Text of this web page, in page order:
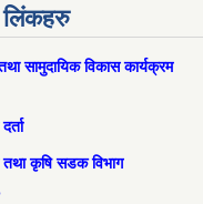
लिंकहरु
सामुदायिक विकास कार्यक्रम
तथा कृषि सडक विभाग